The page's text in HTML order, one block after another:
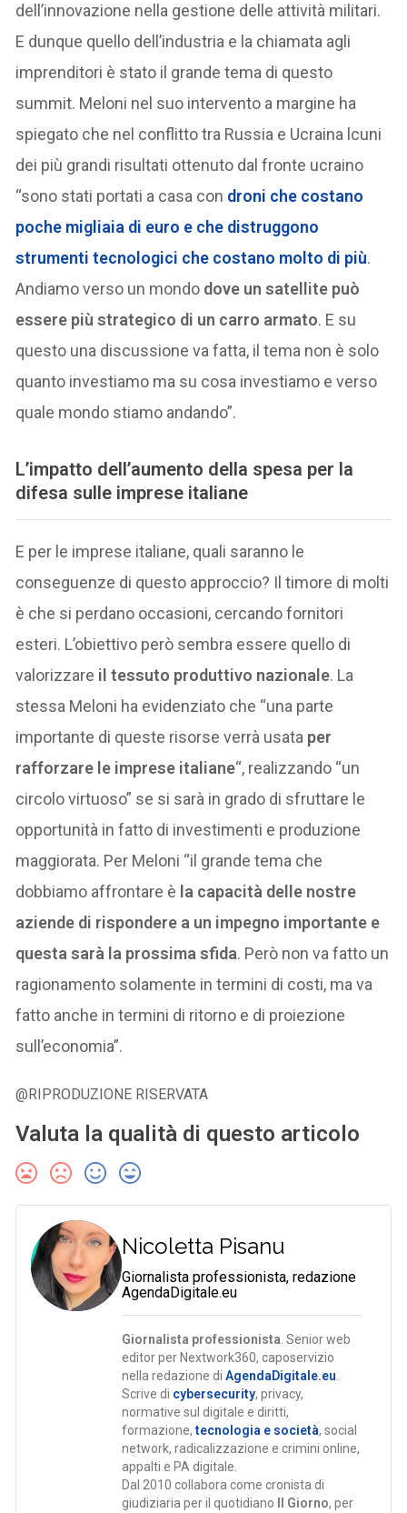
dell’innovazione nella gestione delle attività militari.
E dunque quello dell’industria e la chiamata agli
imprenditori è stato il grande tema di questo
summit. Meloni nel suo intervento a margine ha
spiegato che nel conflitto tra Russia e Ucraina lcuni
dei più grandi risultati ottenuto dal fronte ucraino
“sono stati portati a casa con droni che costano
poche migliaia di euro e che distruggono
strumenti tecnologici che costano molto di più.
Andiamo verso un mondo dove un satellite può
essere più strategico di un carro armato. E su
questo una discussione va fatta, il tema non è solo
quanto investiamo ma su cosa investiamo e verso
quale mondo stiamo andando”.
L’impatto dell’aumento della spesa per la
difesa sulle imprese italiane
E per le imprese italiane, quali saranno le
conseguenze di questo approccio? Il timore di molti
è che si perdano occasioni, cercando fornitori
esteri. L’obiettivo però sembra essere quello di
valorizzare il tessuto produttivo nazionale. La
stessa Meloni ha evidenziato che “una parte
importante di queste risorse verrà usata per
rafforzare le imprese italiane“, realizzando “un
circolo virtuoso” se si sarà in grado di sfruttare le
opportunità in fatto di investimenti e produzione
maggiorata. Per Meloni “il grande tema che
dobbiamo affrontare è la capacità delle nostre
aziende di rispondere a un impegno importante e
questa sarà la prossima sfida. Però non va fatto un
ragionamento solamente in termini di costi, ma va
fatto anche in termini di ritorno e di proiezione
sull’economia”.
@RIPRODUZIONE RISERVATA
Valuta la qualità di questo articolo
Nicoletta Pisanu
Giornalista professionista, redazione
AgendaDigitale.eu
Giornalista professionista . Senior web
editor per Nextwork360, caposervizio
nella redazione diAgendaDigitale.eu
Scrive di cybersecurity, privacy,
normative sul digitale e diritti,
formazione,tecnologia e società, social
network, radicalizzazione e crimini online,
appalti e PA digitale.
Dal 2010 collabora come cronista di
giudiziaria per il quotidiano
Il Giorno, per